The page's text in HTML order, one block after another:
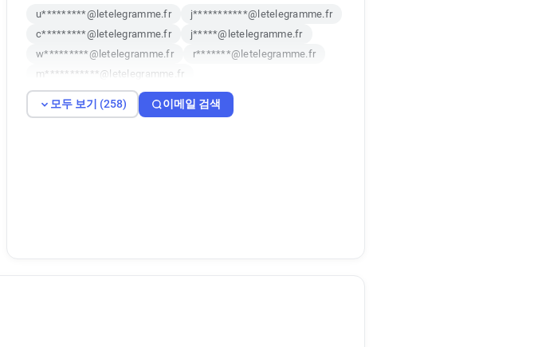
u*********@letelegramme.fr
j***********@letelegramme.fr
c*********@letelegramme.fr
j*****@letelegramme.fr
w*********@letelegramme.fr
r*******@letelegramme.fr
m***********@letelegramme.fr
c**********@letelegramme.fr
x********@letelegramme.fr
u************@letelegramme.fr
모두 보기 (258) 이메일 검색